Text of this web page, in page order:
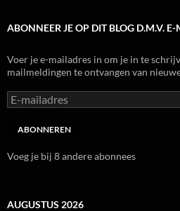
ABONNEER JE OP DIT BLOG D.M.V.
Voer je e-mailadres in om je in te
mailmeldingen te ontvangen van
E-
mailadres
ABONNEREN
Voeg je bij 8 andere abonnees
AUGUSTUS 2026